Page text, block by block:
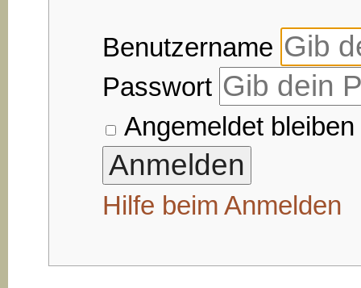
Benutzername
Passwort
Angemeldet bleiben
Hilfe beim Anmelden